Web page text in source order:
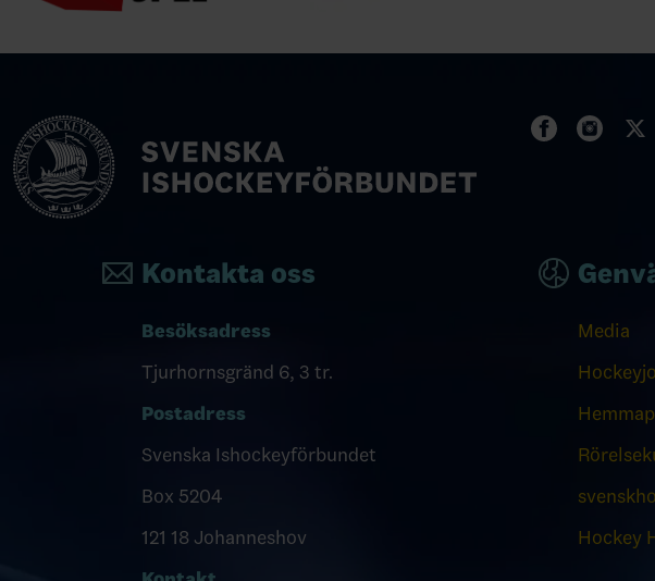
Kontakta oss
Besöksadress
Tjurhornsgränd 6, 3 tr.
Postadress
Svenska Ishockeyförbundet
Box 5204
121 18 Johanneshov
Media
Hockey